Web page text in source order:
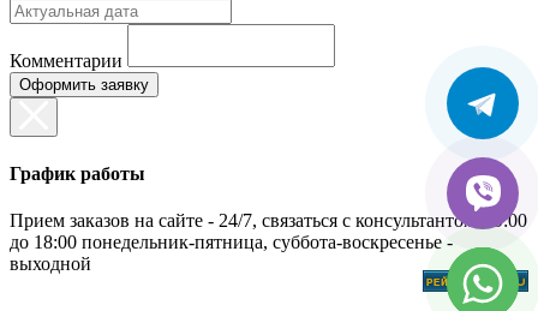
Комментарии
График работы
Прием заказов на сайте - 24/7, связаться с консультантом с 9:00
до 18:00 понедельник-пятница, суббота-воскресенье -
выходной